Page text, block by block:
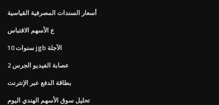
أسعار السندات المصرفية القياسية
ع الأسهم الاقتباس
10 سنوات jgb الآجلة
عصابة الفيديو الجرس 2
بطاقة الدفع عبر الإنترنت
تحليل سوق الأسهم الهندي اليوم